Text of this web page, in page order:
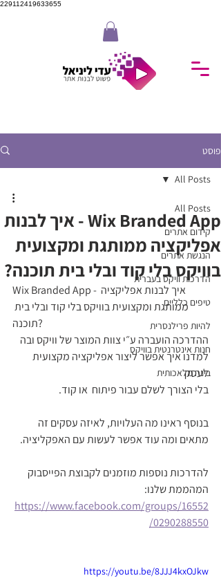
229112419633655
פוסט
All Posts
קידום אתרים
הנגשת אתרים
הדרכות וויקס בעברית
טיפים כלליים
להיות פרילנסרית
חנות אינטרנטית בוויקס
בינה מלאכותית
All Posts
Wix Branded App - איך לבנות
אפליקציה ממותגת ומקצועית
בוויקס בלי קוד ובלי בית תוכנה?
Wix Branded App - איך לבנות אפליקציה
ממותגת ומקצועית בוויקס בלי קוד ובלי בית
תוכנה?
ההדרכה הועברה ע״י צוות המוצר של וויקס ובה
למדנו איך אפשר ליצור אפליקציה מקצועית
לעסק
בלי הצורך לשלם עבור פיתוח  או קוד.
בנוסף ראינו מה העלויות, לאיזה עסקים זה
מתאים ומה עוד אפשר לעשות עם האפקליציה.
להדרכות נוספות מוזמנים לקבוצת הפייסבוק
המהממת שלנו:
https://www.facebook.com/groups/16552
0290288550/
https://youtu.be/8JJJ4kxOJkw